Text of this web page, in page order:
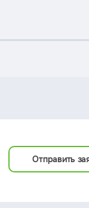
Отправить